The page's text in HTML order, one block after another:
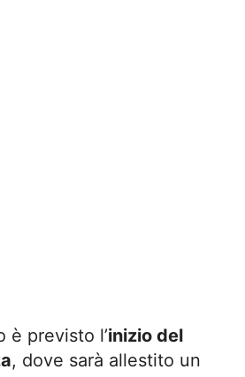
è previsto l’inizio del
, dove sarà allestito un